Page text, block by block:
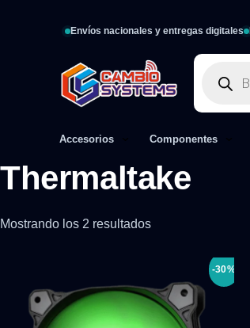
Envíos nacionales y entregas digitales
Accesorios Componentes
Thermaltake
Mostrando los 2 resultados
-30%